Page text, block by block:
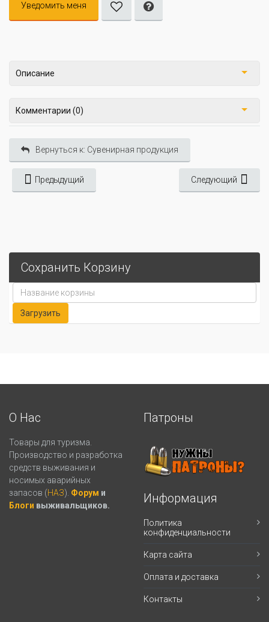
Уведомить меня
Описание
Комментарии (0)
Вернуться к: Сувенирная продукция
Предыдущий Следующий
Сохранить Корзину
О Нас
Товары для туризма.
Производство и разработка
средств выживания и
носимых аварийных
запасов (НАЗ). Форум и
Блоги выживальщиков.
Патроны
Информация
Политика
конфиденциальности
Карта сайта
Оплата и доставка
Контакты